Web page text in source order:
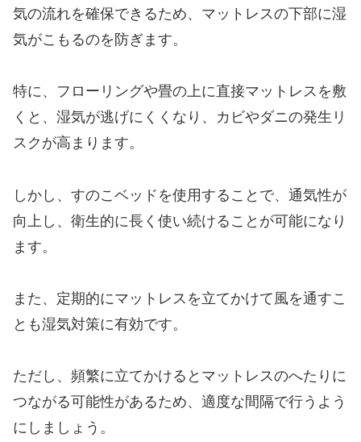
気の流れを確保できるため、マットレスの下部に湿
気がこもるのを防ぎます。
特に、フローリングや畳の上に直接マットレスを敷
くと、湿気が逃げにくくなり、カビやダニの発生リ
スクが高まります。
しかし、すのこベッドを使用することで、通気性が
向上し、衛生的に長く使い続けることが可能になり
ます。
また、定期的にマットレスを立てかけて風を通すこ
とも湿気対策に有効です。
ただし、頻繁に立てかけるとマットレスのへたりに
つながる可能性があるため、適度な間隔で行うよう
にしましょう。